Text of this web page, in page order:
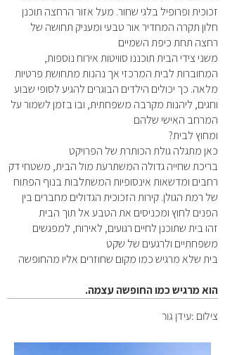
זכוכית ופרופיל בלגי שחור. מעל אזור הרחצה תוכנן
חלון תקרה המחדיר אור טבעי ומעניק תחושה של
רחצה תחת כיפת השמיים
משני צידי הבית תוכננו סוויטות אירוח נוספות,
המחוברות לבית המרכזי אך נהנות מתחושת פרטיות
מלאה. כך יכולים הילדים הבוגרים להגיע לסופי שבוע
וחגים, ליהנות מקרבה משפחתית, ובו בזמן לשמור על
המרחב האישי שלהם
?ומחוץ לבית
כאן מתגלה גולת הכותרת של הפרויקט
בריכת שחייה גדולה המשתרעת מול הבית, משטחי דק
רחבים ומדשאות אינסופיות המשתלבות בנוף הפתוח
של רמת הגולן. קירות הזכוכית הגדולים מחברים בין
הפנים לחוץ ומכניסים את הטבע אל תוך הבית
זהו בית שתוכנן לחיים רגועים, לאירוח, למפגשים
משפחתיים ולרגעים של שקט
בית שלא מרגיש כמו מקום שחוזרים אליו מהחופשה
.הוא מרגיש כמו החופשה עצמה
צילום :עידן גור